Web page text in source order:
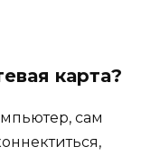
карта?
сам